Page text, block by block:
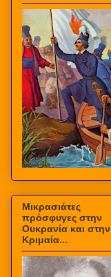
Μικρασιάτες
πρόσφυγες στην
Ουκρανία και στην
Κριμαία...